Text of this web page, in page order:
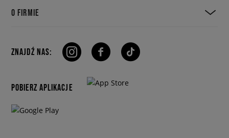
O FIRMIE
ZNAJDŹ NAS:
POBIERZ APLIKACJE